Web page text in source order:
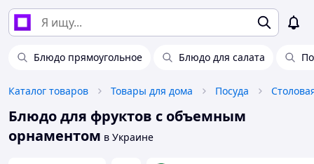
Блюдо прямоугольное Блюдо для салата
Каталог товаров Товары для дома Посуда
Блюдо для фруктов с объемным
орнаментом в Украине